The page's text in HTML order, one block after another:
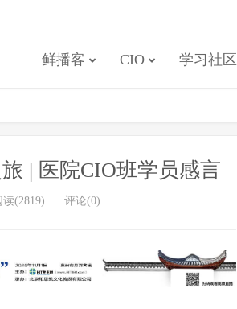
鲜播客 CIO 学习社区
| 医院CIO班学员感言
读(2819) 评论(0)